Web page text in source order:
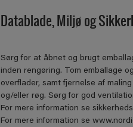
Datablade, Miljø og
Sørg for at åbnet og brugt
inden rengøring. Tom emballage
overflader, samt fjernelse af
og/eller røg. Sørg for god
For mere information se
For mere information se